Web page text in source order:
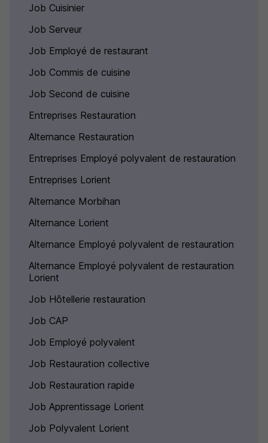
Job Cuisinier
Job Serveur
Job Employé de restaurant
Job Commis de cuisine
Job Second de cuisine
Entreprises Restauration
Alternance Restauration
Entreprises Employé polyvalent de restauration
Entreprises Lorient
Alternance Morbihan
Alternance Lorient
Alternance Employé polyvalent de restauration
Alternance Employé polyvalent de restauration
Lorient
Job Hôtellerie restauration
Job CAP
Job Employé polyvalent
Job Restauration collective
Job Restauration rapide
Job Apprentissage Lorient
Job Polyvalent Lorient